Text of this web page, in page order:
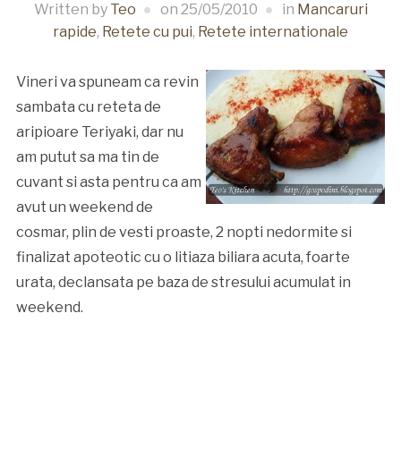
Written by Teo on 25/05/2010 in Mancaruri
rapide, Retete cu pui, Retete internationale
Vineri va spuneam ca revin
sambata cu reteta de
aripioare Teriyaki, dar nu
am putut sa ma tin de
cuvant si asta pentru ca am
avut un weekend de
cosmar, plin de vesti proaste, 2 nopti nedormite si
finalizat apoteotic cu o litiaza biliara acuta, foarte
urata, declansata pe baza de stresului acumulat in
weekend.